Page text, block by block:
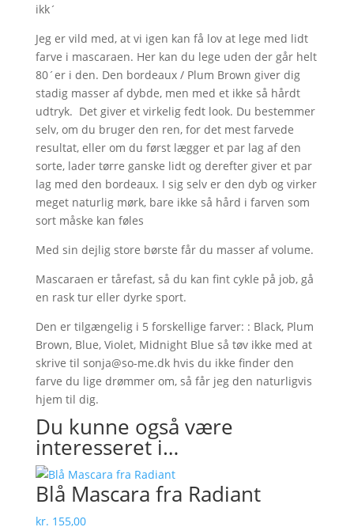
ikk´
Jeg er vild med, at vi igen kan få lov at lege med lidt
farve i mascaraen. Her kan du lege uden der går helt
80´er i den. Den bordeaux / Plum Brown giver dig
stadig masser af dybde, men med et ikke så hårdt
udtryk. Det giver et virkelig fedt look. Du bestemmer
selv, om du bruger den ren, for det mest farvede
resultat, eller om du først lægger et par lag af den
sorte, lader tørre ganske lidt og derefter giver et par
lag med den bordeaux. I sig selv er den dyb og virker
meget naturlig mørk, bare ikke så hård i farven som
sort måske kan føles
Med sin dejlig store børste får du masser af volume.
Mascaraen er tårefast, så du kan fint cykle på job, gå
en rask tur eller dyrke sport.
Den er tilgængelig i 5 forskellige farver: : Black, Plum
Brown, Blue, Violet, Midnight Blue så tøv ikke med at
skrive til sonja@so-me.dk hvis du ikke finder den
farve du lige drømmer om, så får jeg den naturligvis
hjem til dig.
Du kunne også være
interesseret i…
Blå Mascara fra Radiant
kr. 155,00